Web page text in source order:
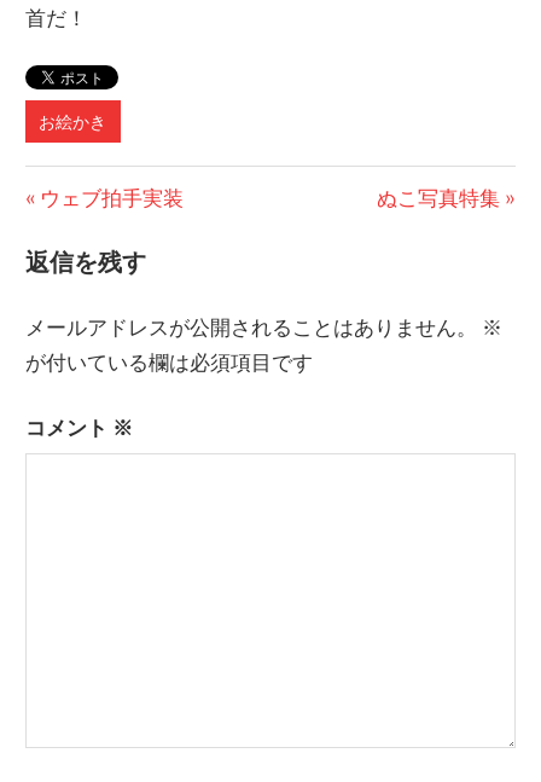
首だ！
お絵かき
投
稿
ビ
ー
前
記
ウェブ拍手実装
次
ぬこ写真特集
返信を残す
メールアドレスが公開されることはありません。
※
が付いている欄は必須項目です
コメント ※